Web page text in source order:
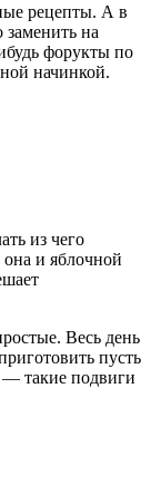
рецепты. А в
на
форукты по
начинкой.
из чего
и яблочной
Весь день
пусть
— такие подвиги